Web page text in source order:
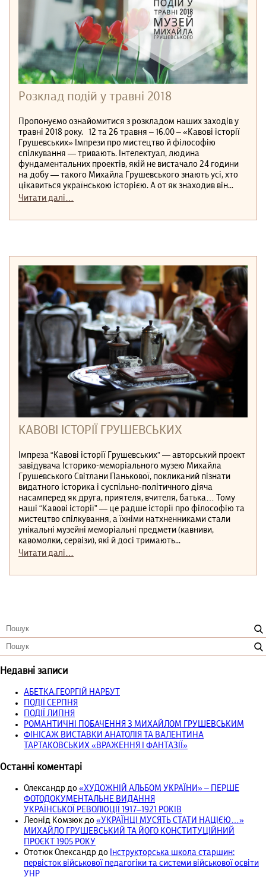
Розклад подій у травні 2018
Пропонуємо ознайомитися з розкладом наших заходів у
травні 2018 року. 12 та 26 травня – 16.00 – «Кавові історії
Грушевських» Імпрези про мистецтво й філософію
спілкування — тривають. Інтелектуал, людина
фундаментальних проектів, якій не вистачало 24 години
на добу — такого Михайла Грушевського знають усі, хто
цікавиться українською історією. А от як знаходив він...
Читати далі…
КАВОВІ ІСТОРІЇ ГРУШЕВСЬКИХ
Імпреза “Кавові історії Грушевських” — авторський проект
завідувача Історико-меморіального музею Михайла
Грушевського Світлани Панькової, покликаний пізнати
видатного історика і суспільно-політичного діяча
насамперед як друга, приятеля, вчителя, батька… Тому
наші “Кавові історії” — це радше історії про філософію та
мистецтво спілкування, а їхніми натхненниками стали
унікальні музейні меморіальні предмети (кавниви,
кавомолки, сервізи), які й досі тримають...
Читати далі…
Недавні записи
АБЕТКА.ГЕОРГІЙ НАРБУТ
ПОДІЇ СЕРПНЯ
ПОДІЇ ЛИПНЯ
РОМАНТИЧНІ ПОБАЧЕННЯ З МИХАЙЛОМ ГРУШЕВСЬКИМ
ФІНІСАЖ ВИСТАВКИ АНАТОЛІЯ ТА ВАЛЕНТИНА
ТАРТАКОВСЬКИХ «ВРАЖЕННЯ І ФАНТАЗІЇ»
Останні коментарі
Олександр до «ХУДОЖНІЙ АЛЬБОМ УКРАЇНИ» – ПЕРШЕ
ФОТОДОКУМЕНТАЛЬНЕ ВИДАННЯ
УКРАЇНСЬКОЇ РЕВОЛЮЦІЇ 1917‒1921 РОКІВ
Леонід Комзюк до «УКРАЇНЦІ МУСЯТЬ СТАТИ НАЦІЄЮ…»
МИХАЙЛО ГРУШЕВСЬКИЙ ТА ЙОГО КОНСТИТУЦІЙНИЙ
ПРОЄКТ 1905 РОКУ
Ототюк Олександр до Інструкторська школа старшин:
первісток військової педагогіки та системи військової освіти
УНР